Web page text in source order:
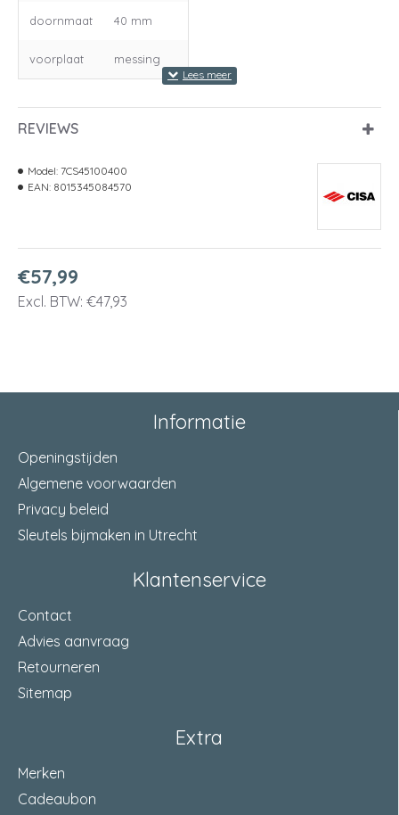
doornmaat 40 mm
voorplaat messing
REVIEWS
€57,99
Excl. BTW: €47,93
Model: 7CS45100400
EAN: 8015345084570
Informatie
Openingstijden
Algemene voorwaarden
Privacy beleid
Sleutels bijmaken in Utrecht
Klantenservice
Contact
Advies aanvraag
Retourneren
Sitemap
Extra
Merken
Cadeaubon